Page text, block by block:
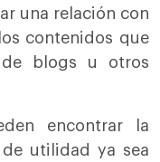
una relación con
contenidos que
blogs u otros
encontrar la
utilidad ya sea